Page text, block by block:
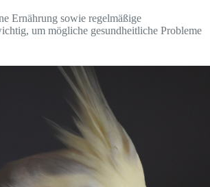
Ernährung sowie regelmäßige
um mögliche gesundheitliche Probleme